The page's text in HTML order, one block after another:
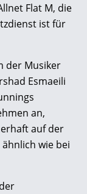
Flat M, die
ist für
der Musiker
Esmaeili
an,
auf der
wie bei